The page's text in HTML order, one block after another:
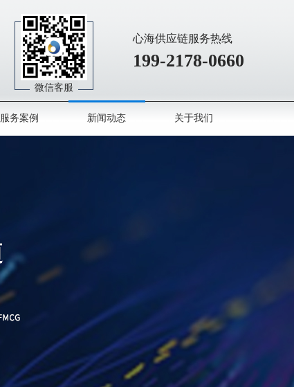
微信客服
心海供应链服务热线
199-2178-0660
服务案例 新闻动态 关于我们